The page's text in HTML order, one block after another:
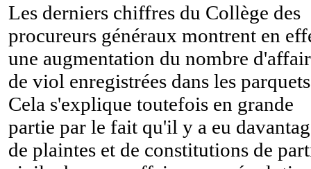
Les derniers chiffres du Collège des
procureurs généraux montrent en
une augmentation du nombre
de viol enregistrées dans les
Cela s'explique toutefois en grande
partie par le fait qu'il y a eu
de plaintes et de constitutions de